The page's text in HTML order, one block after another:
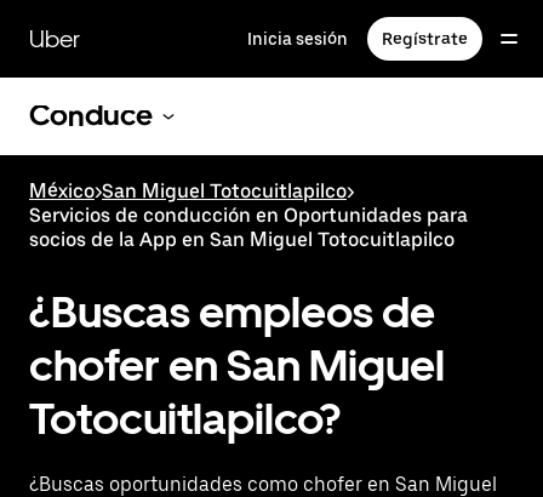
contenido
principal
Uber Inicia sesión Regístrate
Conduce
México>San Miguel Totocuitlapilco>
Servicios de conducción en Oportunidades para
socios de la App en San Miguel Totocuitlapilco
¿Buscas empleos de
chofer en San Miguel
Totocuitlapilco?
¿Buscas oportunidades como chofer en San Miguel